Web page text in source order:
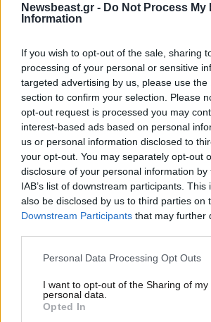
Newsbeast.gr - Do Not Process My
Information
If you wish to opt-out of the sale, sharing
processing of your personal or sensitive
targeted advertising by us, please use the
section to confirm your selection. Please
opt-out request is processed you may
interest-based ads based on personal
us or personal information disclosed to
your opt-out. You may separately opt-out
disclosure of your personal information
IAB’s list of downstream participants.
also be disclosed by us to third parties on
Downstream Participants that may further
Please note that this website/app uses
not limited to your visit or usage
grant or deny consent to Google and its
use your data for below specified
Personal Data Processing Opt Outs
I want to opt-out of the Sharing of my
personal data.
Opted In